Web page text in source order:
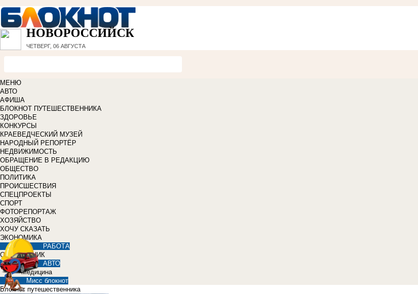
НОВОРОССИЙСК
ЧЕТВЕРГ, 06 АВГУСТА
МЕНЮ
АВТО
АФИША
БЛОКНОТ ПУТЕШЕСТВЕННИКА
ЗДОРОВЬЕ
КОНКУРСЫ
КРАЕВЕДЧЕСКИЙ МУЗЕЙ
НАРОДНЫЙ РЕПОРТЁР
НЕДВИЖИМОСТЬ
ОБРАЩЕНИЕ В РЕДАКЦИЮ
ОБЩЕСТВО
ПОЛИТИКА
ПРОИСШЕСТВИЯ
СПЕЦПРОЕКТЫ
СПОРТ
ФОТОРЕПОРТАЖ
ХОЗЯЙСТВО
ХОЧУ СКАЗАТЬ
ЭКОНОМИКА
РАБОТА
СПРАВОЧНИК
АВТО
Медицина
Мисс блокнот
Блокнот путешественника